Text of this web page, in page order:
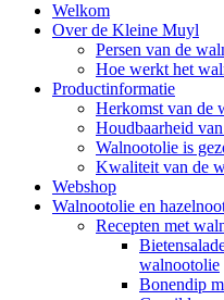
Welkom
Over de Kleine Muyl
Persen van de
Hoe werkt het
Productinformatie
Herkomst van de
Houdbaarheid
Walnootolie is
Kwaliteit van de
Webshop
Walnootolie en
Recepten met
walnootolie
Bonendip